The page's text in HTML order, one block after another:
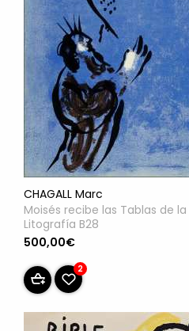
CHAGALL Marc
Moisés recibe las Tablas de la
Litografía B28
500,00€
2